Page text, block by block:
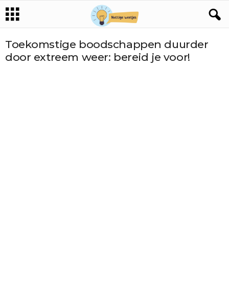
Toekomstige boodschappen duurder
door extreem weer: bereid je voor!